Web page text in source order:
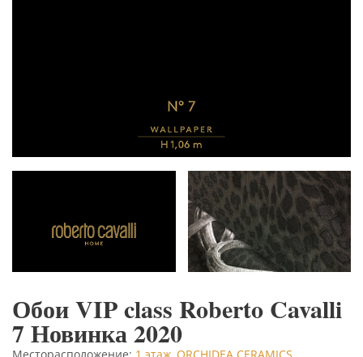
Обои VIP class Roberto Cavalli
7 Новинка 2020